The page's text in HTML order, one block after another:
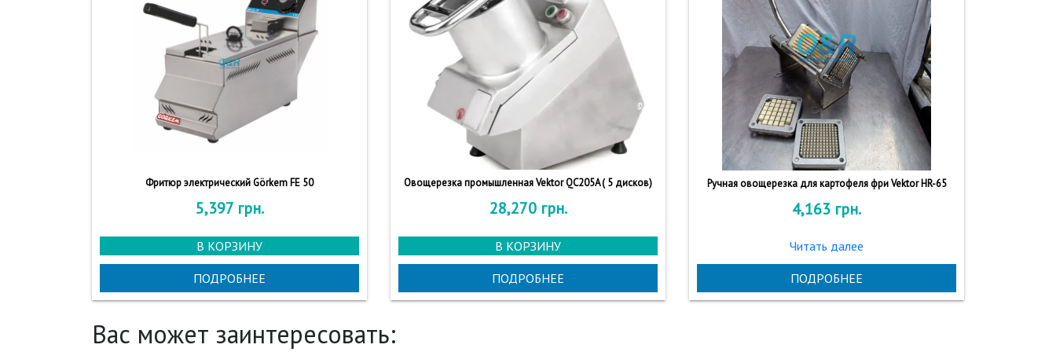
Фритюр электрический Görkem FE 50
5,397 грн.
В КОРЗИНУ
ПОДРОБНЕЕ
Овощерезка промышленная Vektor QC205A ( 5 дисков)
28,270 грн.
В КОРЗИНУ
ПОДРОБНЕЕ
Ручная овощерезка для картофеля фри Vektor HR-65
4,163 грн.
Читать далее
ПОДРОБНЕЕ
Вас может заинтересовать: